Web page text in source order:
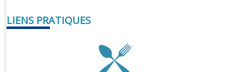
LIENS PRATIQUES